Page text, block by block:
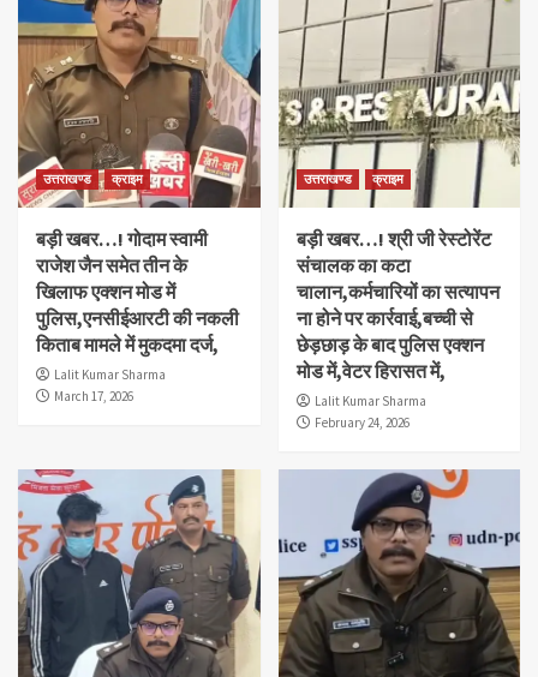
उत्तराखण्ड क्राइम
बड़ी खबर…! गोदाम स्वामी
राजेश जैन समेत तीन के
खिलाफ एक्शन मोड में
पुलिस,एनसीईआरटी की नकली
किताब मामले में मुकदमा दर्ज,
Lalit Kumar Sharma
March 17, 2026
उत्तराखण्ड क्राइम
बड़ी खबर…! श्री जी रेस्टोरेंट
संचालक का कटा
चालान,कर्मचारियों का सत्यापन
ना होने पर कार्रवाई,बच्ची से
छेड़छाड़ के बाद पुलिस एक्शन
मोड में,वेटर हिरासत में,
Lalit Kumar Sharma
February 24, 2026